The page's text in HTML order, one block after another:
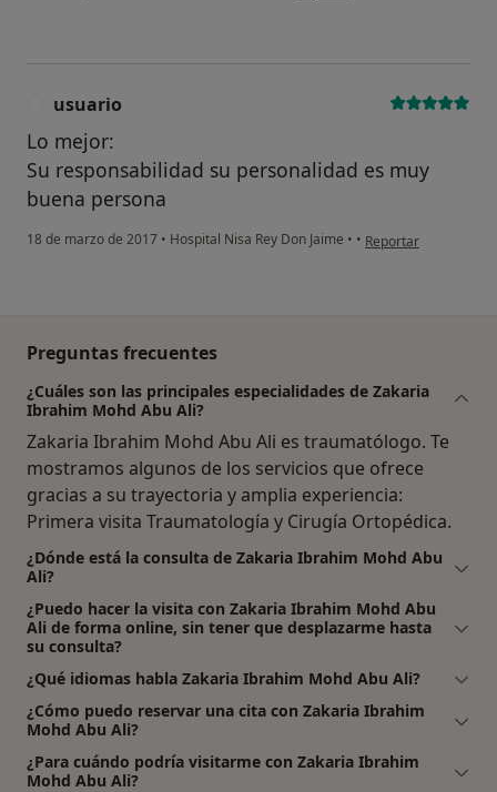
usuario
Lo mejor:
Su responsabilidad su personalidad es muy
buena persona
18 de marzo de 2017 • Hospital Nisa Rey Don Jaime • • en opinión del
Reportar
Preguntas frecuentes
¿Cuáles son las principales especialidades de Zakaria
Ibrahim Mohd Abu Ali?
Zakaria Ibrahim Mohd Abu Ali es traumatólogo. Te
mostramos algunos de los servicios que ofrece
gracias a su trayectoria y amplia experiencia:
Primera visita Traumatología y Cirugía Ortopédica.
¿Dónde está la consulta de Zakaria Ibrahim Mohd Abu
Ali?
¿Puedo hacer la visita con Zakaria Ibrahim Mohd Abu
Ali de forma online, sin tener que desplazarme hasta
su consulta?
¿Qué idiomas habla Zakaria Ibrahim Mohd Abu Ali?
¿Cómo puedo reservar una cita con Zakaria Ibrahim
Mohd Abu Ali?
¿Para cuándo podría visitarme con Zakaria Ibrahim
Mohd Abu Ali?
No, pero lo consideraría